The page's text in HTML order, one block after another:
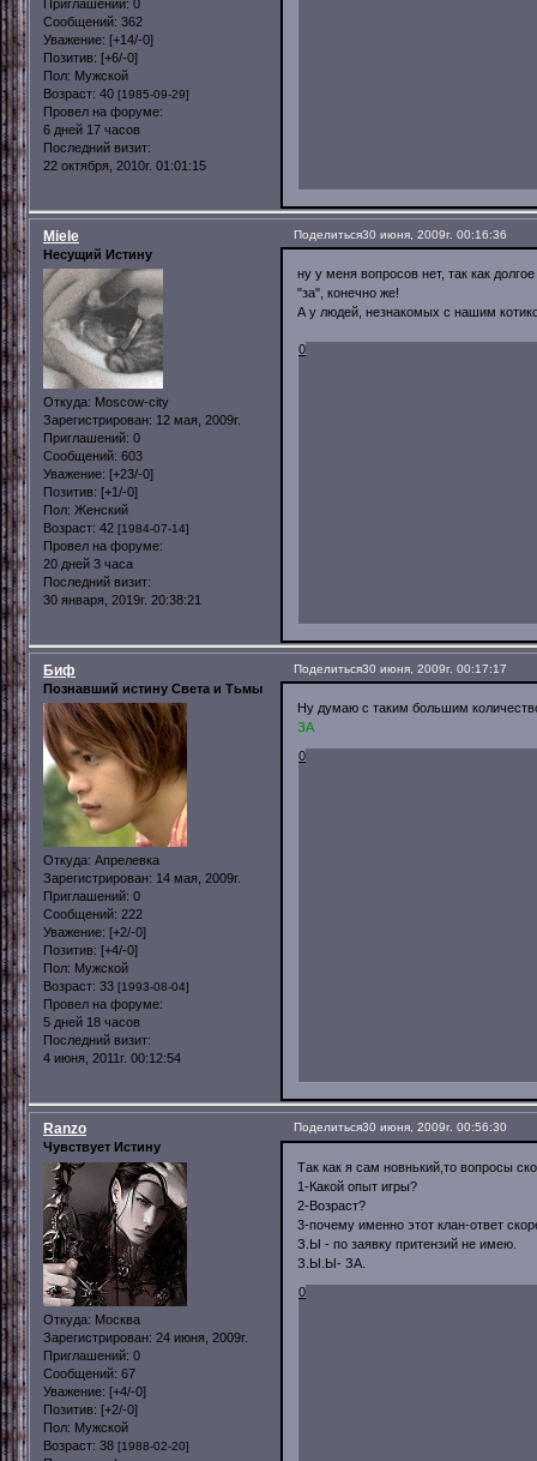
Приглашений: 0
Сообщений: 362
Уважение: [+14/-0]
Позитив: [+6/-0]
Пол: Мужской
Возраст: 40 [1985-09-29]
Провел на форуме:
6 дней 17 часов
Последний визит:
22 октября, 2010г. 01:01:15
Поделиться30 июня, 2009г. 00:16:36
Miele
Несущий Истину
Откуда: Moscow-city
Зарегистрирован: 12 мая, 2009г.
Приглашений: 0
Сообщений: 603
Уважение: [+23/-0]
Позитив: [+1/-0]
Пол: Женский
Возраст: 42 [1984-07-14]
Провел на форуме:
20 дней 3 часа
Последний визит:
30 января, 2019г. 20:38:21
ну у меня вопросов нет, так как
"за", конечно же!
А у людей, незнакомых с нашим
0
Поделиться30 июня, 2009г. 00:17:17
Биф
Познавший истину Света и Тьмы
Откуда: Апрелевка
Зарегистрирован: 14 мая, 2009г.
Приглашений: 0
Сообщений: 222
Уважение: [+2/-0]
Позитив: [+4/-0]
Пол: Мужской
Возраст: 33 [1993-08-04]
Провел на форуме:
5 дней 18 часов
Последний визит:
4 июня, 2011г. 00:12:54
Ну думаю с таким большим
ЗА
0
Поделиться30 июня, 2009г. 00:56:30
Ranzo
Чувствует Истину
Откуда: Москва
Зарегистрирован: 24 июня, 2009г.
Приглашений: 0
Сообщений: 67
Уважение: [+4/-0]
Позитив: [+2/-0]
Пол: Мужской
Возраст: 38 [1988-02-20]
Так как я сам новнький,то вопросы
1-Какой опыт игры?
2-Возраст?
3-почему именно этот клан-ответ
З.Ы - по заявку притензий не имею.
З.Ы.Ы- ЗА.
0